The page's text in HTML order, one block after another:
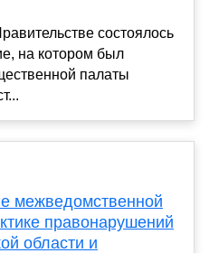
состоялось
на котором был
палаты
межведомственной
правонарушений
области и